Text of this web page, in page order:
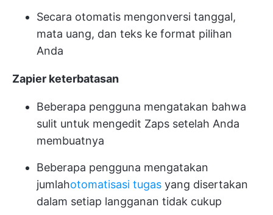
Secara otomatis mengonversi tanggal,
mata uang, dan teks ke format pilihan
Anda
Zapier keterbatasan
Beberapa pengguna mengatakan bahwa
sulit untuk mengedit Zaps setelah Anda
membuatnya
Beberapa pengguna mengatakan
jumlahotomatisasi tugas yang disertakan
dalam setiap langganan tidak cukup